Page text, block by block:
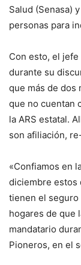
Salud (Senasa)
personas para
Con esto, el
durante su
que más de dos
que no cuentan
la ARS estatal.
son afiliación,
«Confiamos en
diciembre estos
tienen el seguro
hogares de que
mandatario
Pioneros, en el